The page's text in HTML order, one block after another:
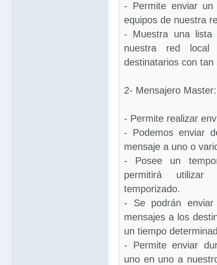
- Permite enviar
equipos de nuestra
- Muestra una
nuestra red
destinatarios con
2- Mensajero Master:
- Permite realizar
- Podemos enviar
mensaje a uno o
- Posee un
permitirá
temporizado.
- Se podrán
mensajes a los
un tiempo
- Permite enviar
uno en uno a